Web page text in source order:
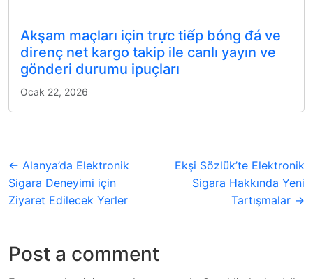
Akşam maçları için trực tiếp bóng đá ve
direnç net kargo takip ile canlı yayın ve
gönderi durumu ipuçları
Ocak 22, 2026
← Alanya’da Elektronik
Sigara Deneyimi için
Ziyaret Edilecek Yerler
Ekşi Sözlük’te Elektronik
Sigara Hakkında Yeni
Tartışmalar →
Post a comment